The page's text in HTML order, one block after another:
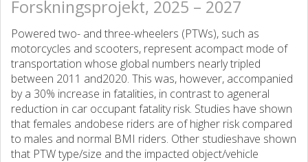
Forskningsprojekt, 2025 – 2027
Powered two- and three-wheelers (PTWs), such as
motorcycles and scooters, represent acompact mode of
transportation whose global numbers nearly tripled
between 2011 and2020. This was, however, accompanied
by a 30% increase in fatalities, in contrast to ageneral
reduction in car occupant fatality risk. Studies have shown
that females andobese riders are of higher risk compared
to males and normal BMI riders. Other studieshave shown
that PTW type/size and the impacted object/vehicle